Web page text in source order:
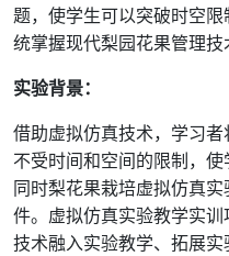
题，使学生可以突破时空
统掌握现代梨园花果管理技
实验背景：
借助虚拟仿真技术，学习者
不受时间和空间的限制，使
同时梨花果栽培虚拟仿真
件。虚拟仿真实验教学实
技术融入实验教学、拓展